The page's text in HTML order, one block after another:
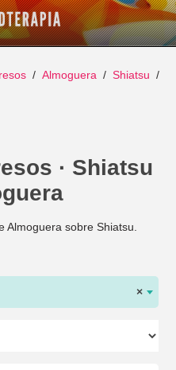
Almoguera
Shiatsu
· Shiatsu
Almoguera sobre Shiatsu.
×